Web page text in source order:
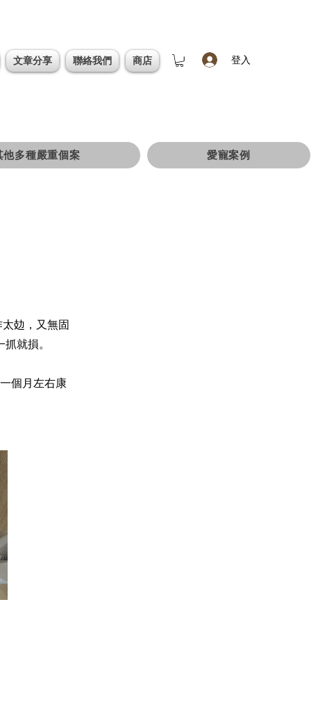
文章分享 聯絡我們 商店 登入
他多種嚴重個案 愛寵案例
攰，又無固
就損。
個月左右康